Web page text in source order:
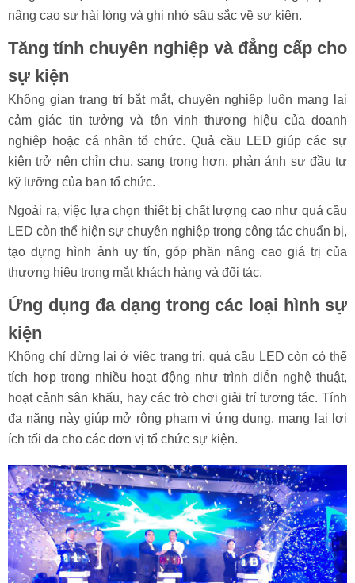
nâng cao sự hài lòng và ghi nhớ sâu sắc về sự kiện.
Tăng tính chuyên nghiệp và đẳng cấp cho
sự kiện
Không gian trang trí bắt mắt, chuyên nghiệp luôn mang lại
cảm giác tin tưởng và tôn vinh thương hiệu của doanh
nghiệp hoặc cá nhân tổ chức. Quả cầu LED giúp các sự
kiện trở nên chỉn chu, sang trọng hơn, phản ánh sự đầu tư
kỹ lưỡng của ban tổ chức.
Ngoài ra, việc lựa chọn thiết bị chất lượng cao như quả cầu
LED còn thể hiện sự chuyên nghiệp trong công tác chuẩn bị,
tạo dựng hình ảnh uy tín, góp phần nâng cao giá trị của
thương hiệu trong mắt khách hàng và đối tác.
Ứng dụng đa dạng trong các loại hình sự
kiện
Không chỉ dừng lại ở việc trang trí, quả cầu LED còn có thể
tích hợp trong nhiều hoạt động như trình diễn nghệ thuật,
hoạt cảnh sân khấu, hay các trò chơi giải trí tương tác. Tính
đa năng này giúp mở rộng phạm vi ứng dụng, mang lại lợi
ích tối đa cho các đơn vị tổ chức sự kiện.